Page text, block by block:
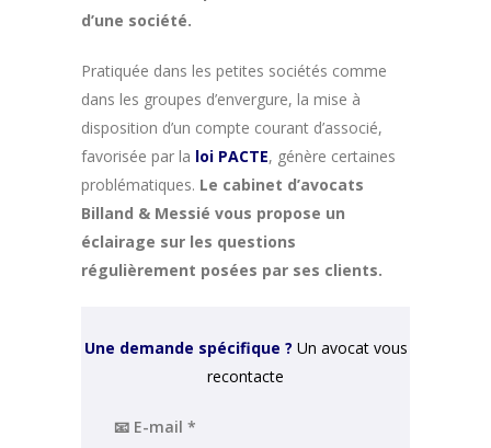
d’une société.
Pratiquée dans les petites sociétés comme
dans les groupes d’envergure, la mise à
disposition d’un compte courant d’associé,
favorisée par la loi PACTE, génère certaines
problématiques. Le cabinet d’avocats
Billand & Messié vous propose un
éclairage sur les questions
régulièrement posées par ses clients.
Une demande spécifique ? Un avocat vous
recontacte
📧 E-mail *